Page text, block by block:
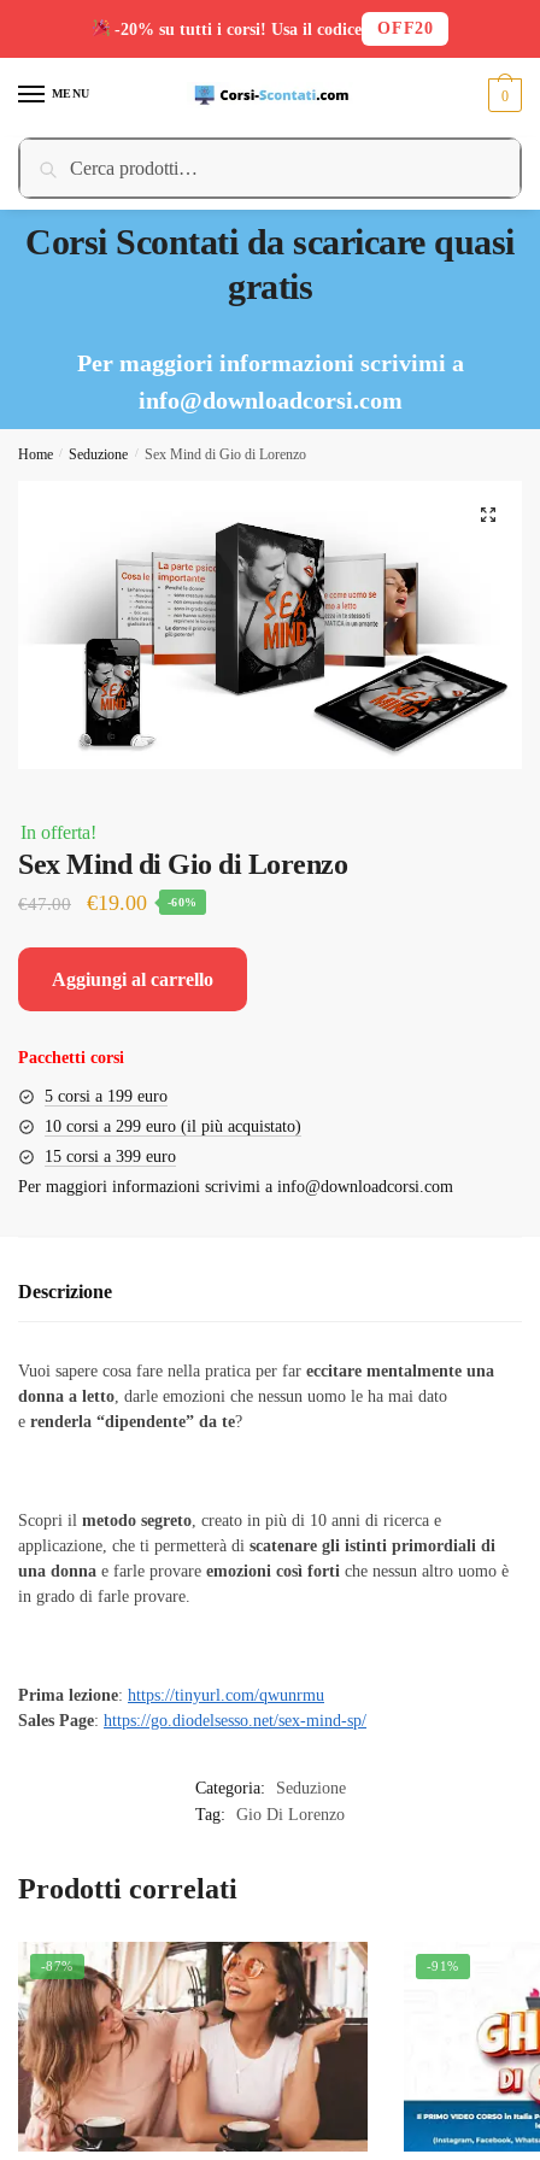
MENU
Cerca:
Cerca
0
Corsi Scontati da scaricare quasi
gratis
Per maggiori informazioni scrivimi a
info@downloadcorsi.com
Home / Seduzione / Sex Mind di Gio di Lorenzo
In offerta!
Sex Mind di Gio di Lorenzo
€47.00
Il
originale
€19.00Il
attuale
-60%
Aggiungi al carrello
Pacchetti corsi
5 corsi a 199 euro
10 corsi a 299 euro (il più acquistato)
15 corsi a 399 euro
Per maggiori informazioni scrivimi a info@downloadcorsi.com
Descrizione
Vuoi sapere cosa fare nella pratica per far eccitare mentalmente una
donna a letto, darle emozioni che nessun uomo le ha mai dato
e renderla “dipendente” da te?
Scopri il metodo segreto, creato in più di 10 anni di ricerca e
applicazione, che ti permetterà di scatenare gli istinti primordiali di
una donna e farle provare emozioni così forti che nessun altro uomo è
in grado di farle provare.
Prima lezione: https://tinyurl.com/qwunrmu
Sales Page: https://go.diodelsesso.net/sex-mind-sp/
Categoria:
Seduzione
Tag:
Gio Di Lorenzo
Prodotti correlati
-87% -91%
-20% su tutti i corsi! Usa il codice OFF20